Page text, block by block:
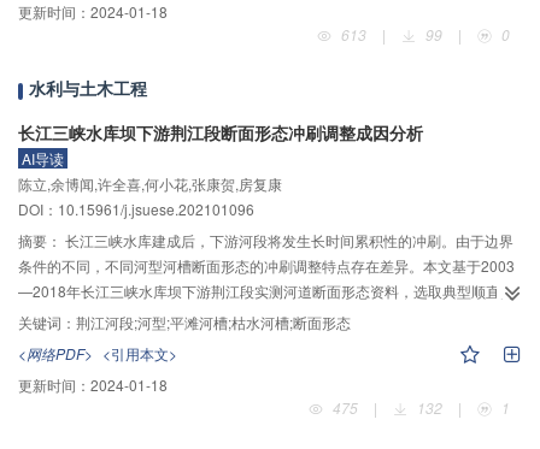
速及焦耳–汤姆逊系数等热力学参数；考虑实际气体效应、黏温压效应、阻塞流
效应、离心惯性效应及润滑介质与密封端面间的对流换热，采用有限差分法耦
力场、温度场、开启力、泄漏率等稳态性能参数。结果表明：当温度一定时，
力一定时，密度随温度的增大而减小，焓值随温度的增大而增大，在较低压力
区域，声速随温度的增大而增大，焦耳–汤姆逊系数随温度的增大而减小；当密
封进口压力为12 MPa、进口温度为380 K、转速为15 000 r/min时，含杂质CO
干气密封出口压力为1.9 MPa，气膜进出口温差约为23 K，密封环端面内外径温
差约为10 K；以转速、进口压力、进口温度为变量时，气膜温度、密封环端面
温度随转速、进口温度的增大而增大，随进口压力的增大而减小；开启力随转
速、进口压力、进口温度的增大而增大；泄漏率随转速、进口温度的增大而减
小，随进口压力的增大而增大。
更新时间： 2024-01-18
613
| 99 | 0
水利与土木工程
长江三峡水库坝下游荆江段断面形态冲刷调整成因分析
AI导读
陈立,余博闻,许全喜,何小花,张康贺,房复康
DOI：10.15961/j.jsuese.202101096
摘要： 长江三峡水库建成后，下游河段将发生长时间累积性的冲刷。由于边界
条件的不同，不同河型河槽断面形态的冲刷调整特点存在差异。本文基于2003
—2018年长江三峡水库坝下游荆江段实测河道断面形态资料，选取典型顺直河
型、弯曲河型和分汊河型的典型断面，计算断面宽、平均水深和宽深比等断面
形态特征参数，分析不同河型断面形态冲刷调整的异同，并探讨其成因。主要
发现：1）不同河型的断面形态调整存在一致性和差异性。不同河型的平滩河槽
断面总体向窄深化方向发展；顺直河型、分汊河型的枯水河槽断面宽深比总体
减小，断面亦向窄深化方向发展；而弯曲河型的枯水河槽断面宽深比以增大居
关键词： 荆江河段;河型;平滩河槽;枯水河槽;断面形态
<网络PDF> <引用本文>
更新时间： 2024-01-18
475
| 132 | 1